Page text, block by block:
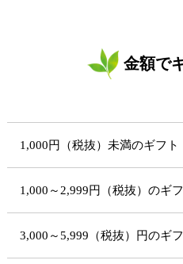
金額で
1,000円（税抜）未満のギフト
1,000～2,999円（税抜）のギ
3,000～5,999（税抜）円のギ